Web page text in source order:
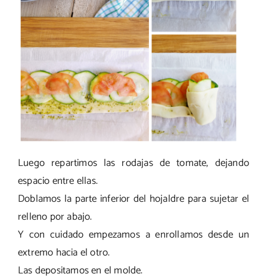
Luego repartimos las rodajas de tomate, dejando
espacio entre ellas.
Doblamos la parte inferior del hojaldre para sujetar el
relleno por abajo.
Y con cuidado empezamos a enrollamos desde un
extremo hacia el otro.
Las depositamos en el molde.